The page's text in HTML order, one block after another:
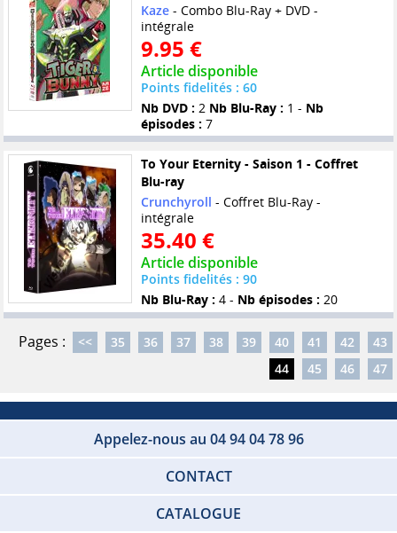
Kaze- Combo Blu-Ray + DVD -
intégrale
9.95 €
Article disponible
Points fidelités : 60
Nb DVD : 2 Nb Blu-Ray : 1 - Nb
épisodes : 7
To Your Eternity - Saison 1 - Coffret
Blu-ray
Crunchyroll - Coffret Blu-Ray -
intégrale
35.40 €
Article disponible
Points fidelités : 90
Nb Blu-Ray : 4 - Nb épisodes : 20
Pages : << 35 36 37 38 39 40 41 42
43
44
45 46 47
Appelez-nous au 04 94 04 78 96
CONTACT
CATALOGUE